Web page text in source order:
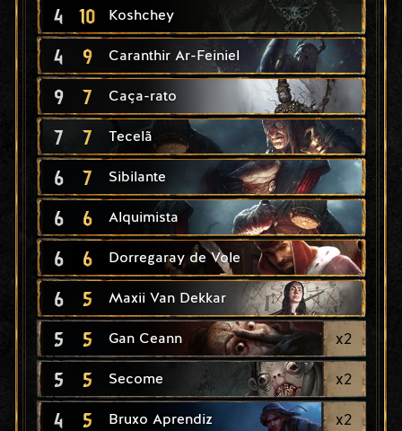
4 10 Koshchey
4 9 Caranthir Ar-Feiniel
9 7 Caça-rato
7 7 Tecelã
6 7 Sibilante
6 6 Alquimista
6 6 Dorregaray de Vole
6 5 Maxii Van Dekkar
5 5 Gan Ceann x2
5 5 Secome x2
4 5 Bruxo Aprendiz x2